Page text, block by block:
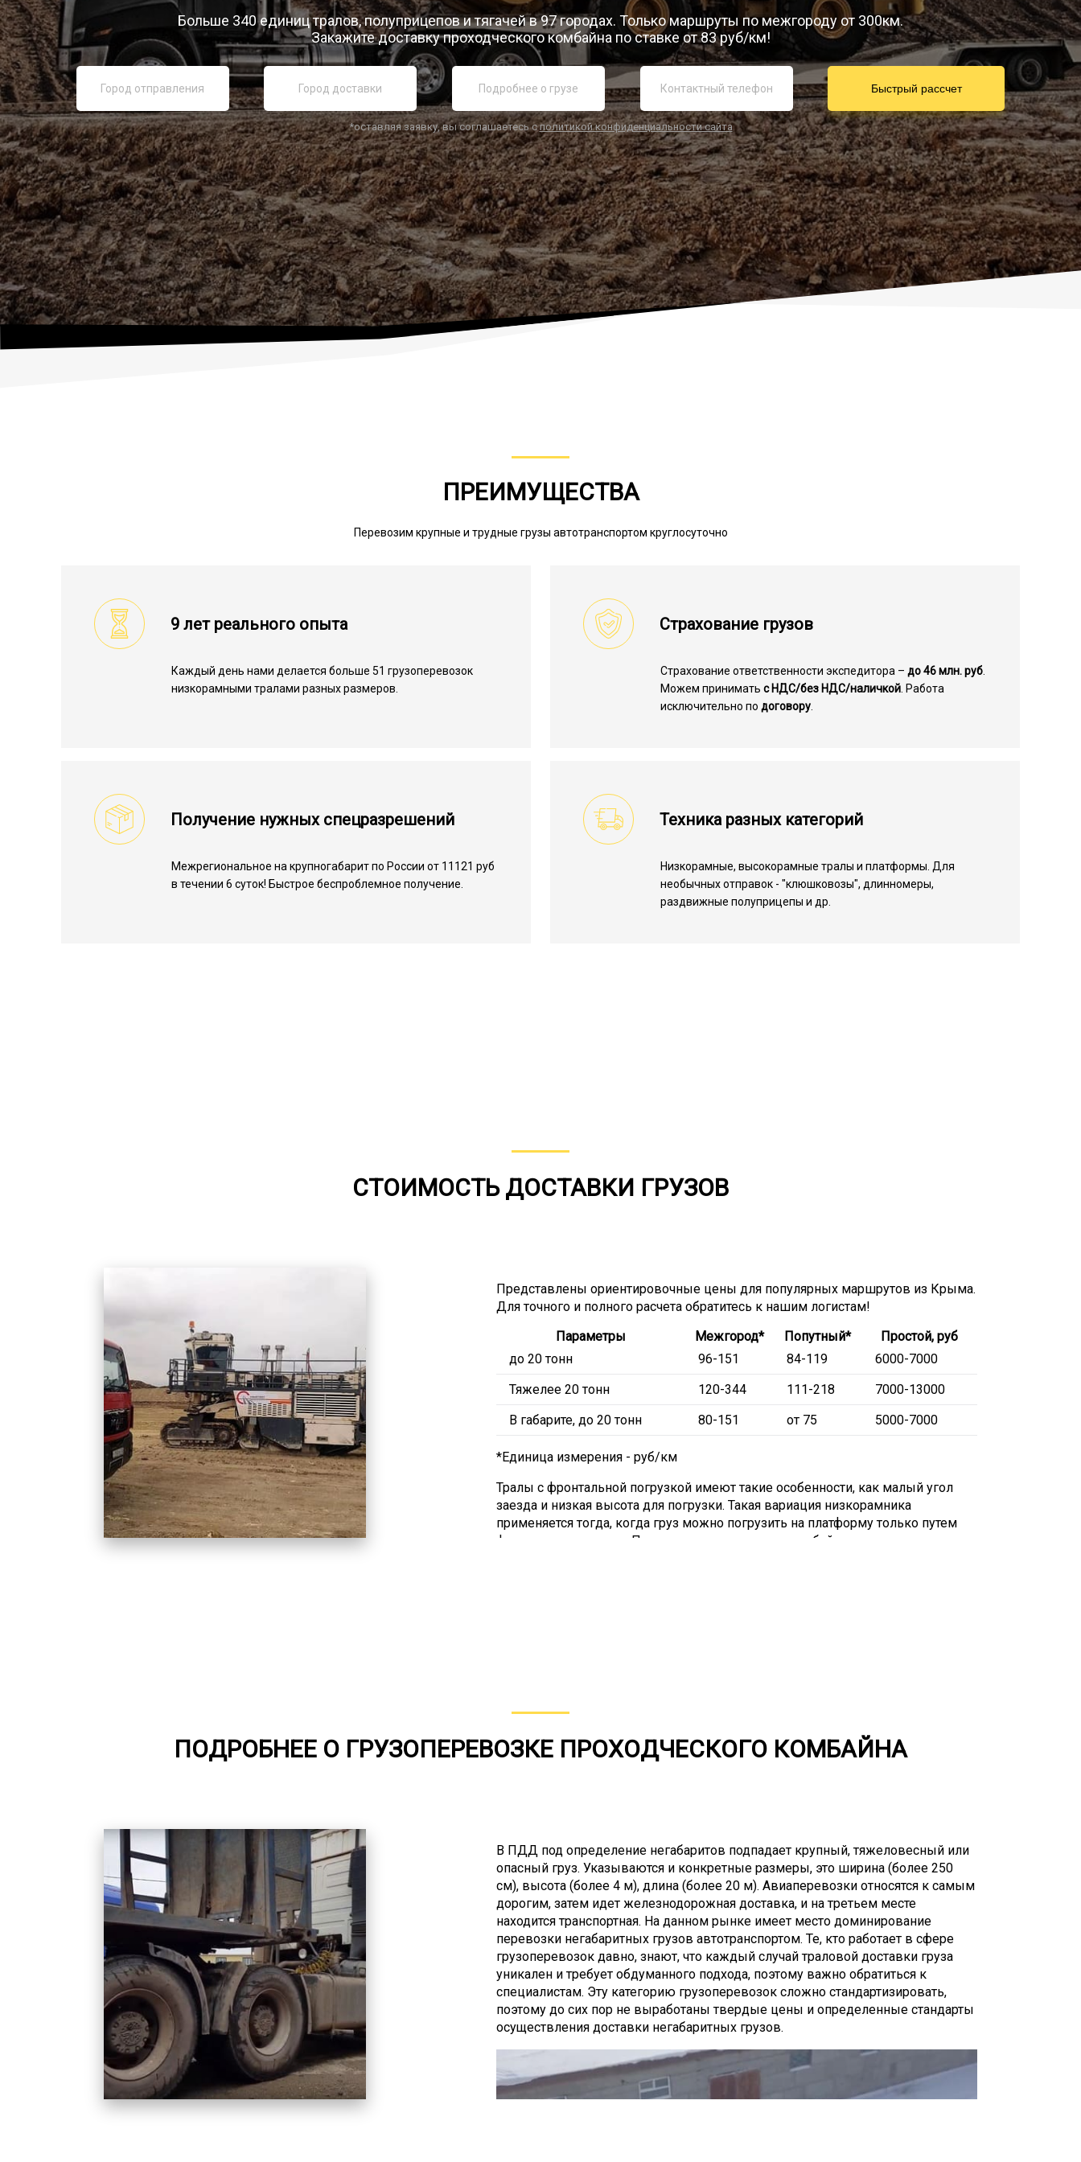
Больше 340 единиц тралов, полуприцепов и тягачей в 97 городах. Только маршруты по межгороду от 300км.
Закажите доставку проходческого комбайна по ставке от 83 руб/км!
*оставляя заявку, вы соглашаетесь сполитикой конфиденциальности сайта
ПРЕИМУЩЕСТВА
Перевозим крупные и трудные грузы автотранспортом круглосуточно
9 лет реального опыта
Каждый день нами делается больше 51 грузоперевозок
низкорамными тралами разных размеров.
Страхование грузов
Страхование ответственности экспедитора –до 46 млн. руб
Можем приниматьс НДС/без НДС/наличкой . Работа
исключительно подоговору
Получение нужных спецразрешений
Межрегиональное на крупногабарит по России от 11121 руб
в течении 6 суток! Быстрое беспроблемное получение.
Техника разных категорий
Низкорамные, высокорамные тралы и платформы. Для
необычных отправок - "клюшковозы", длинномеры,
раздвижные полуприцепы и др.
СТОИМОСТЬ ДОСТАВКИ ГРУЗОВ
Представлены ориентировочные цены для популярных маршрутов из Крыма.
Для точного и полного расчета обратитесь к нашим логистам!
Параметры
Межгород* Попутный*
Простой, руб
до 20 тонн
96-151 84-119
6000-7000
Тяжелее 20 тонн
120-344 111-218
7000-13000
В габарите, до 20 тонн
80-151 от 75 5000-7000
*Единица измерения - руб/км
Тралы с фронтальной погрузкой имеют такие особенности, как малый угол
заезда и низкая высота для погрузки. Такая вариация низкорамника
применяется тогда, когда груз можно погрузить на платформу только путем
фронтального заезда. Перевозка проходческих комбайнов из одного в другое
ПОДРОБНЕЕ О ГРУЗОПЕРЕВОЗКЕ ПРОХОДЧЕСКОГО КОМБАЙНА
В ПДД под определение негабаритов подпадает крупный, тяжеловесный или
опасный груз. Указываются и конкретные размеры, это ширина (более 250
см), высота (более 4 м), длина (более 20 м). Авиаперевозки относятся к самым
дорогим, затем идет железнодорожная доставка, и на третьем месте
находится транспортная. На данном рынке имеет место доминирование
перевозки негабаритных грузов автотранспортом. Те, кто работает в сфере
грузоперевозок давно, знают, что каждый случай траловой доставки груза
уникален и требует обдуманного подхода, поэтому важно обратиться к
специалистам. Эту категорию грузоперевозок сложно стандартизировать,
поэтому до сих пор не выработаны твердые цены и определенные стандарты
осуществления доставки негабаритных грузов.